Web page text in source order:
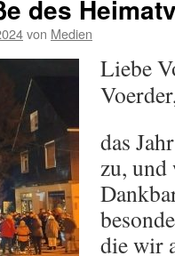
des
von Medien
Liebe
das
zu,
die wir